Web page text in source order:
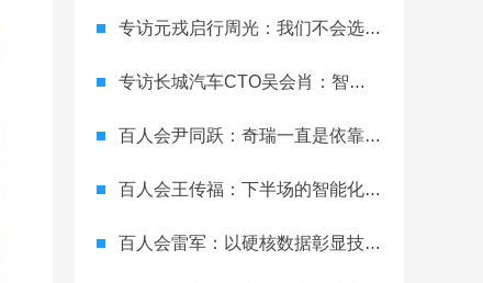
专访元戎启行周光：我们不会选择低算力芯片来妥协AI能力
专访长城汽车CTO吴会肖：智驾终局是标配
百人会尹同跃：奇瑞一直是依靠开放式创新，更多的是自己研发
百人会王传福：下半场的智能化则是颠覆性的
百人会雷军：以硬核数据彰显技术实力与民族工业自信